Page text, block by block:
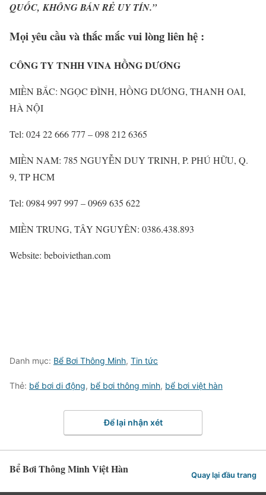
QUỐC, KHÔNG BÁN RẺ UY TÍN.”
Mọi yêu cầu và thắc mắc vui lòng liên hệ :
CÔNG TY TNHH VINA HỒNG DƯƠNG
MIỀN BẮC: NGỌC ĐÌNH, HỒNG DƯƠNG, THANH OAI,
HÀ NỘI
Tel: 024 22 666 777 – 098 212 6365
MIỀN NAM: 785 NGUYỄN DUY TRINH, P. PHÚ HỮU, Q.
9, TP HCM
Tel: 0984 997 997 – 0969 635 622
MIỀN TRUNG, TÂY NGUYÊN: 0386.438.893
Website: beboiviethan.com
Danh mục: Bể Bơi Thông Minh, Tin tức
Thẻ: bể bơi di động, bể bơi thông minh, bể bơi việt hàn
Để lại nhận xét
Bể Bơi Thông Minh Việt Hàn Quay lại đầu trang